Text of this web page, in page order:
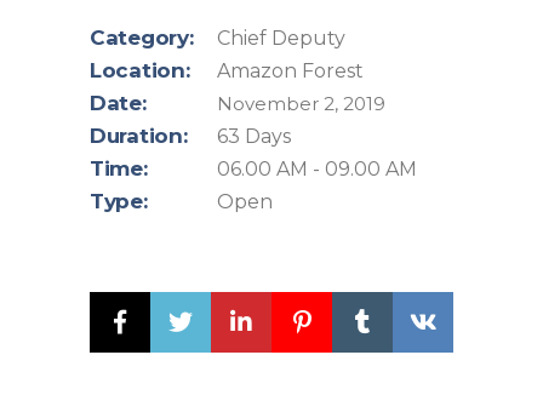
Category: Chief Deputy
Location: Amazon Forest
Date: November 2, 2019
Duration: 63 Days
Time: 06.00 AM - 09.00 AM
Type: Open